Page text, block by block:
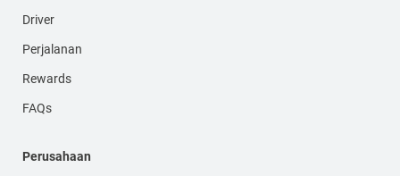
Driver
Perjalanan
Rewards
FAQs
Perusahaan